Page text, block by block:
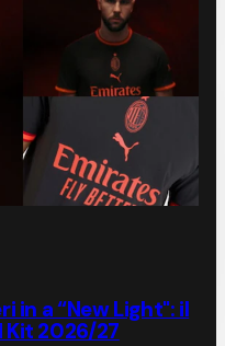
in a “New Light": il
Kit 2026/27